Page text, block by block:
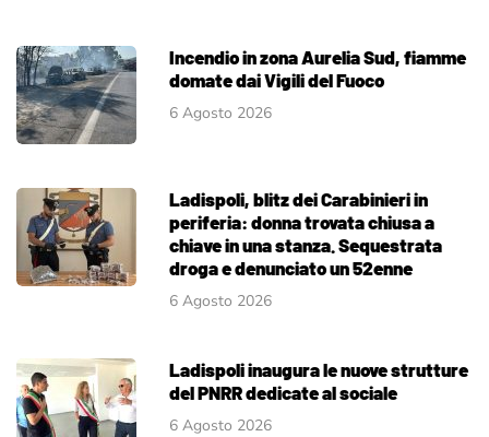
Incendio in zona Aurelia Sud, fiamme
domate dai Vigili del Fuoco
6 Agosto 2026
Ladispoli, blitz dei Carabinieri in
periferia: donna trovata chiusa a
chiave in una stanza. Sequestrata
droga e denunciato un 52enne
6 Agosto 2026
Ladispoli inaugura le nuove strutture
del PNRR dedicate al sociale
6 Agosto 2026